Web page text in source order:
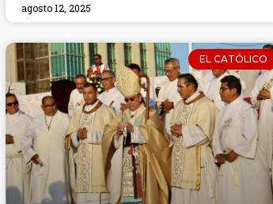
agosto 12, 2025
EL CATÓLICO